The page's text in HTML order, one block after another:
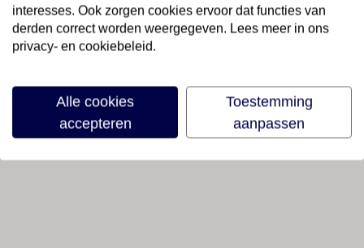
interesses. Ook zorgen cookies ervoor dat functies van
derden correct worden weergegeven. Lees meer in ons
privacy- en cookiebeleid.
Alle cookies
accepteren
Toestemming
aanpassen